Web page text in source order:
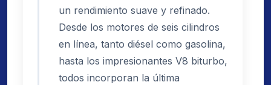
un rendimiento suave y refinado.
Desde los motores de seis cilindros
en línea, tanto diésel como gasolina,
hasta los impresionantes V8 biturbo,
todos incorporan la última